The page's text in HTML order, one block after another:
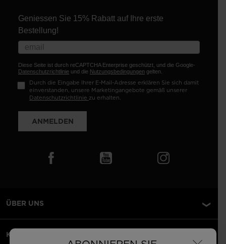
Geniessen Sie 15% Rabatt auf Ihre erste
Bestellung!
Diese Seite ist durch reCAPTCHA Enterprise geschützt, und die Google-
Datenschutzrichtlinie und die Nutzungsbedingungen gelten.
Durch die Eingabe Ihrer E-Mail-Adresse erklären Sie sich damit
einverstanden, unsere Marketingangebote gemäß unserer
Datenschutzrichtlinie zu erhalten.
ANMELDEN
ÜBER UNS
KUNDENSERVICE